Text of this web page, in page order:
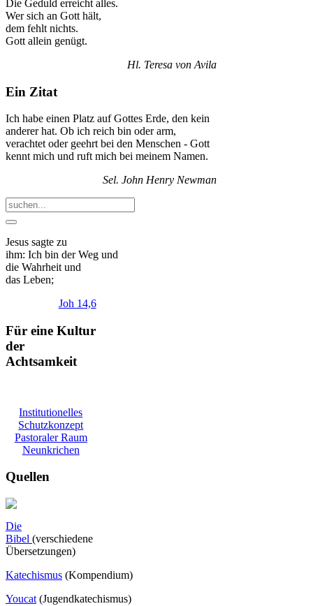
Die Geduld erreicht alles.
Wer sich an Gott hält,
dem fehlt nichts.
Gott allein genügt.
Hl. Teresa von Avila
Ein Zitat
Ich habe einen Platz auf Gottes Erde, den kein
anderer hat. Ob ich reich bin oder arm,
verachtet oder geehrt bei den Menschen - Gott
kennt mich und ruft mich bei meinem Namen.
Sel. John Henry Newman
Jesus sagte zu
ihm: Ich bin der Weg und
die Wahrheit und
das Leben;
Joh 14,6
Für eine Kultur
der
Achtsamkeit
Institutionelles
Schutzkonzept
Pastoraler Raum
Neunkrichen
Quellen
Die
Bibel (verschiedene
Übersetzungen)
Katechismus (Kompendium)
Youcat (Jugendkatechismus)